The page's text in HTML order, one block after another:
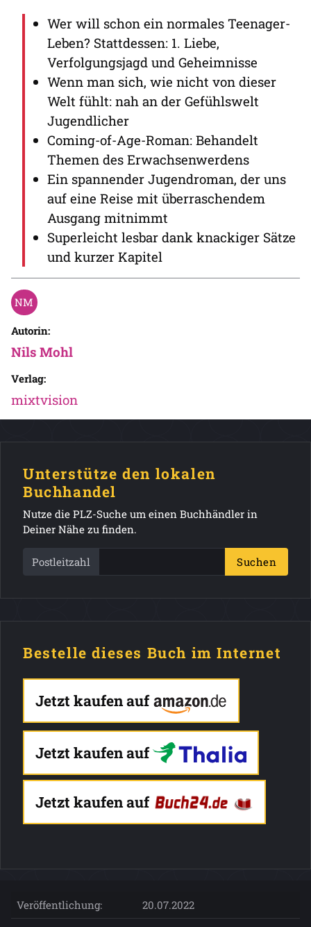
Wer will schon ein normales Teenager-
Leben? Stattdessen: 1. Liebe,
Verfolgungsjagd und Geheimnisse
Wenn man sich, wie nicht von dieser
Welt fühlt: nah an der Gefühlswelt
Jugendlicher
Coming-of-Age-Roman: Behandelt
Themen des Erwachsenwerdens
Ein spannender Jugendroman, der uns
auf eine Reise mit überraschendem
Ausgang mitnimmt
Superleicht lesbar dank knackiger Sätze
und kurzer Kapitel
Autorin:
Nils Mohl
Verlag:
mixtvision
Unterstütze den lokalen
Buchhandel
Nutze die PLZ-Suche um einen Buchhändler in
Deiner Nähe zu finden.
Postleitzahl Suchen
Bestelle dieses Buch im Internet
Jetzt kaufen auf
Jetzt kaufen auf
Jetzt kaufen auf
Veröffentlichung:
20.07.2022